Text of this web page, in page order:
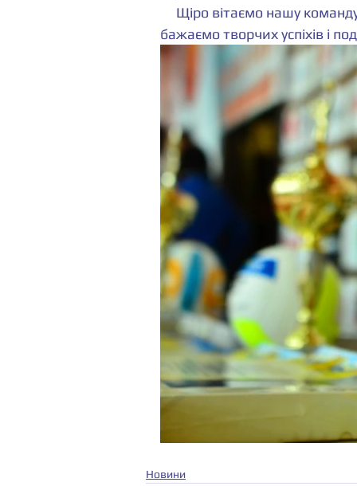
бажаємо творчих успіхів і
Новини